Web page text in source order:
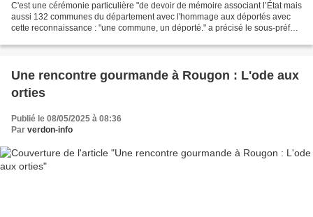
C'est une cérémonie particulière "de devoir de mémoire associant l’État mais
aussi 132 communes du département avec l'hommage aux déportés avec
cette reconnaissance : "une commune, un déporté." a précisé le sous-préfet
Une rencontre gourmande à Rougon : L'ode aux
orties
Publié le 08/05/2025 à 08:36
Par verdon-info